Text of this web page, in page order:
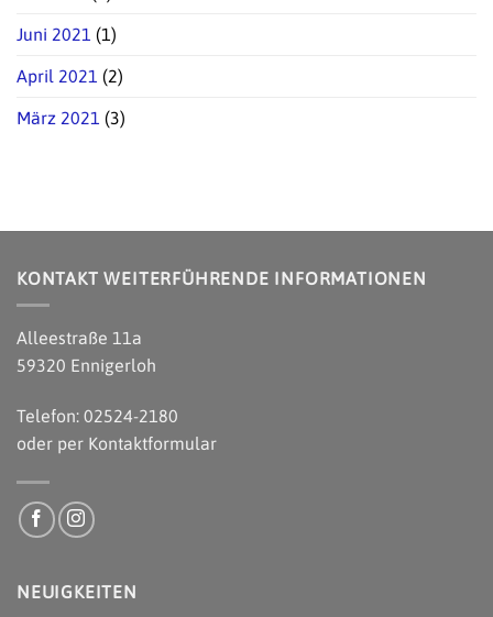
Juni 2021 (1)
April 2021 (2)
März 2021 (3)
KONTAKT WEITERFÜHRENDE INFORMATIONEN
Alleestraße 11a
59320 Ennigerloh
Telefon: 02524-2180
oder per Kontaktformular
NEUIGKEITEN